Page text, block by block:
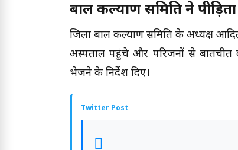
बाल कल्याण समिति ने
जिला बाल कल्याण समिति के अध्यक्ष
अस्पताल पहुंचे और परिजनों से बातचीत
भेजने के निर्देश दिए।
Twitter Post